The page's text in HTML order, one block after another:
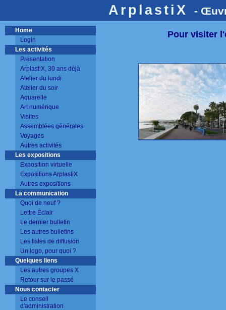
ArplastiX -
Home
Login
Les activités
Présentation
ArplastiX, 30 ans déjà
Atelier du lundi
Atelier du soir
Aquarelle
Art numérique
Visites
Assemblées générales
Voyages
Autres activités
Les expositions
Exposition virtuelle
Expositions ArplastiX
Autres expositions
La communication
Quoi de neuf ?
Lettre Éclair
Le dernier bulletin
Les autres bulletins
Les listes de diffusion
Un logo, pour quoi ?
Quelques liens
Les autres groupes X
Retour sur le passé
Nous contacter
Le conseil
d'administration
Pour visiter